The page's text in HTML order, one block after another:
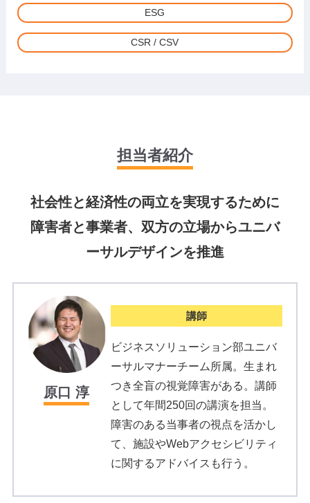
ESG
CSR / CSV
担当者紹介
社会性と経済性の両立を実現するために
障害者と事業者、双方の立場からユニバ
ーサルデザインを推進
原口 淳
講師
ビジネスソリューション部ユニバ
ーサルマナーチーム所属。生まれ
つき全盲の視覚障害がある。講師
として年間250回の講演を担当。
障害のある当事者の視点を活かし
て、施設やWebアクセシビリティ
に関するアドバイスも行う。